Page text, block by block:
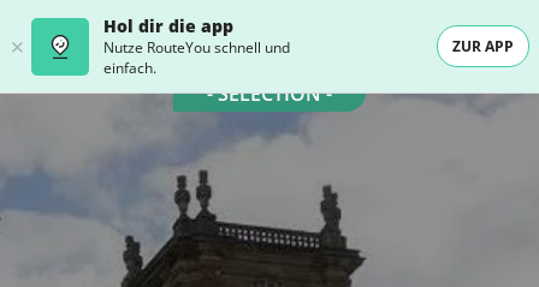
Hol dir die app
Nutze RouteYou schnell und
einfach.
ZUR APP
- SELECTION -